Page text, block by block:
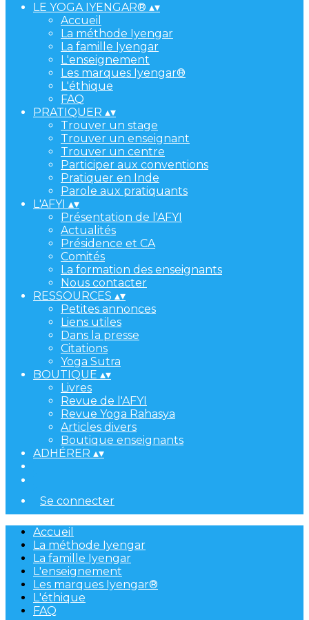
LE YOGA IYENGAR® ▴▾
Accueil
La méthode Iyengar
La famille Iyengar
L'enseignement
Les marques Iyengar®
L'éthique
FAQ
PRATIQUER ▴▾
Trouver un stage
Trouver un enseignant
Trouver un centre
Participer aux conventions
Pratiquer en Inde
Parole aux pratiquants
L'AFYI ▴▾
Présentation de l'AFYI
Actualités
Présidence et CA
Comités
La formation des enseignants
Nous contacter
RESSOURCES ▴▾
Petites annonces
Liens utiles
Dans la presse
Citations
Yoga Sutra
BOUTIQUE ▴▾
Livres
Revue de l'AFYI
Revue Yoga Rahasya
Articles divers
Boutique enseignants
ADHÉRER ▴▾
Se connecter
Accueil
La méthode Iyengar
La famille Iyengar
L'enseignement
Les marques Iyengar®
L'éthique
FAQ